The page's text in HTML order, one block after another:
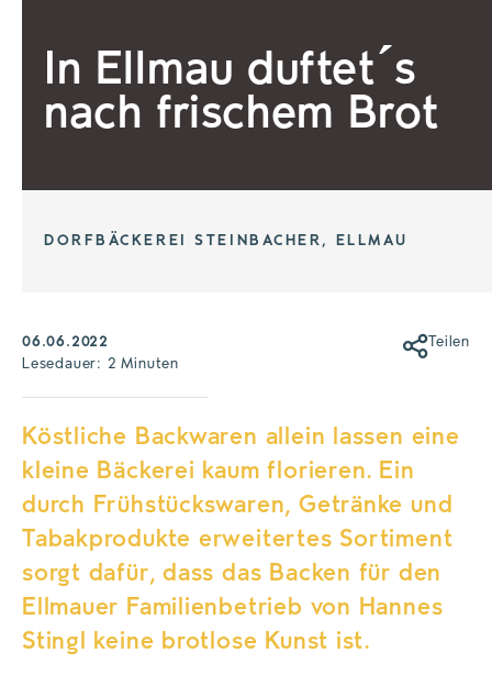
In Ellmau duftet´s
nach frischem Brot
DORFBÄCKEREI STEINBACHER, ELLMAU
06.06.2022
Lesedauer: 2 Minuten
Teilen
Köstliche Backwaren allein lassen eine
kleine Bäckerei kaum florieren. Ein
durch Frühstückswaren, Getränke und
Tabakprodukte erweitertes Sortiment
sorgt dafür, dass das Backen für den
Ellmauer Familienbetrieb von Hannes
Stingl keine brotlose Kunst ist.